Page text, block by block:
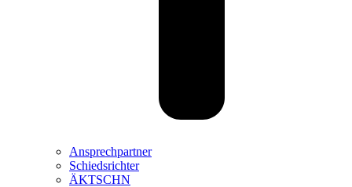
Ansprechpartner
Schiedsrichter
ÄKTSCHN